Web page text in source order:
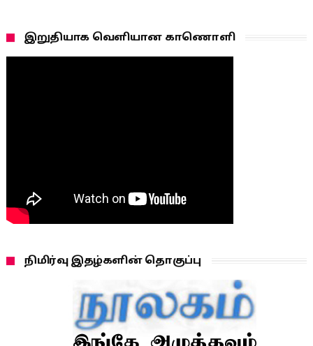
இறுதியாக வெளியான காணொளி
நிமிர்வு இதழ்களின் தொகுப்பு